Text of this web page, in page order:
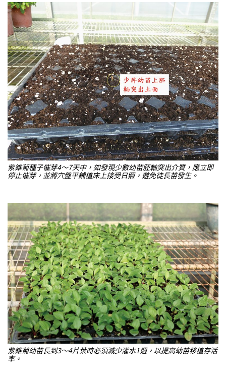
紫錐菊種子催芽4～7天中，如發現少數幼苗胚軸突出介質，應立即
停止催芽，並將穴盤平鋪植床上接受日照，避免徒長苗發生。
紫錐菊幼苗長到3～4片葉時必須減少灌水1週，以提高幼苗移植存活
率。